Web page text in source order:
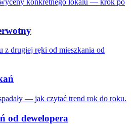
konkretnego lokalu — krok po
z drugiej ręki od mieszkania od
— jak czytać trend rok do roku.
od dewelopera